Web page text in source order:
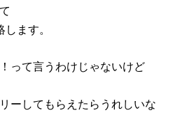
ます。
って言うわけじゃないけど
ーしてもらえたらうれしいな